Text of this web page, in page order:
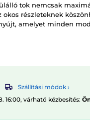
tok nemcsak
okos részleteknek
amelyet minden
Szállítási módok ›
16:00, várható kézbesítés: